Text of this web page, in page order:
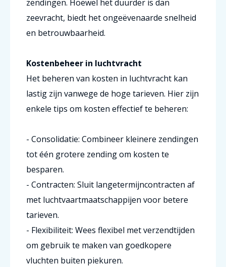
zendingen. Hoewel het duurder is dan
zeevracht, biedt het ongeëvenaarde snelheid
en betrouwbaarheid.
Kostenbeheer in luchtvracht
Het beheren van kosten in luchtvracht kan
lastig zijn vanwege de hoge tarieven. Hier zijn
enkele tips om kosten effectief te beheren:
- Consolidatie: Combineer kleinere zendingen
tot één grotere zending om kosten te
besparen.
- Contracten: Sluit langetermijncontracten af
met luchtvaartmaatschappijen voor betere
tarieven.
- Flexibiliteit: Wees flexibel met verzendtijden
om gebruik te maken van goedkopere
vluchten buiten piekuren.